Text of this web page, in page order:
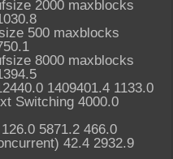
2000 maxblocks
500 maxblocks
8000 maxblocks
1409401.4 1133.0
Switching 4000.0
5871.2 466.0
42.4 2932.9